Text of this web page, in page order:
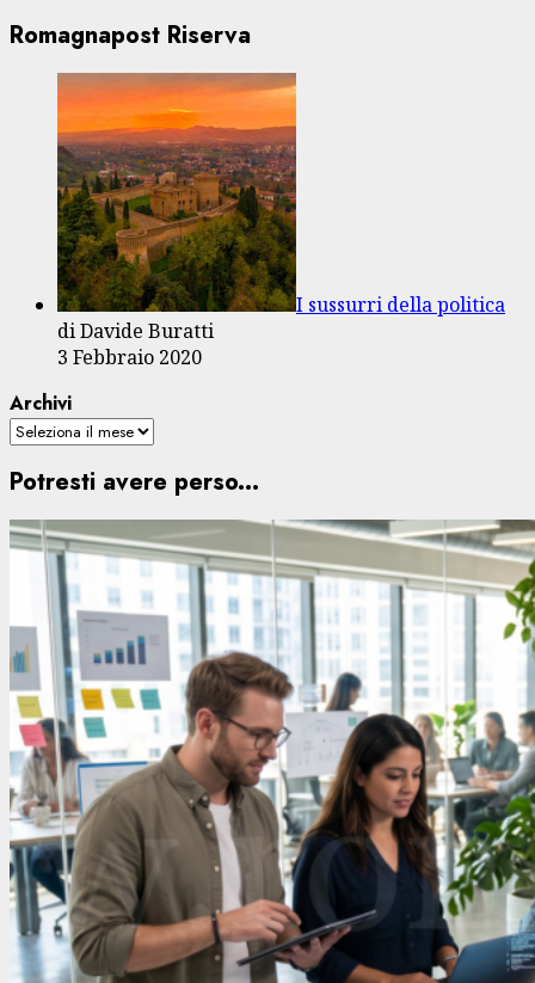
Romagnapost Riserva
I sussurri della politica
di Davide Buratti
3 Febbraio 2020
Archivi
Potresti avere perso...